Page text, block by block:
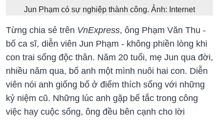
Jun Phạm có sự nghiệp thành công. Ảnh: Internet
Từng chia sẻ trên VnExpress, ông Phạm Văn Thu -
bố ca sĩ, diễn viên Jun Phạm - không phiền lòng khi
con trai sống độc thân. Năm 20 tuổi, mẹ Jun qua đời,
nhiều năm qua, bố anh một mình nuôi hai con. Diễn
viên nói anh giống bố ở điểm thích sống với những
kỷ niệm cũ. Những lúc anh gặp bế tắc trong công
việc hay cuộc sống, ông đều bên cạnh cho lời